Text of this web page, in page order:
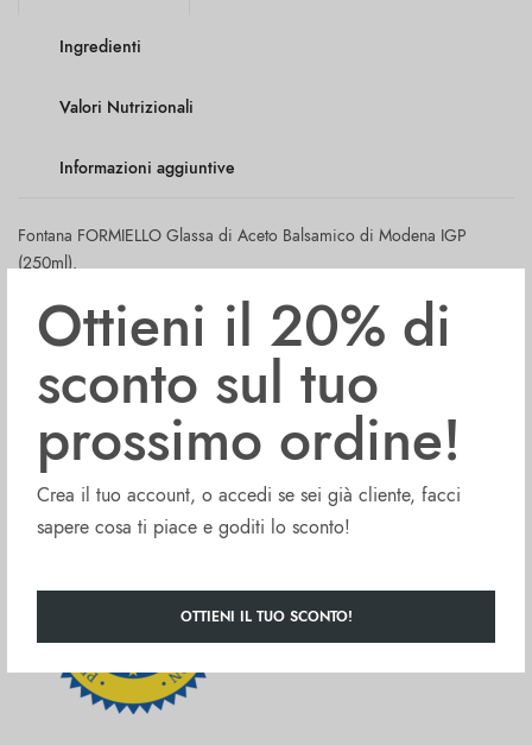
Ottieni il 20% di
sconto sul tuo
prossimo ordine!
Crea il tuo account, o accedi se sei già cliente, facci
sapere cosa ti piace e goditi lo sconto!
OTTIENI IL TUO SCONTO!
Ingredienti
Valori Nutrizionali
Informazioni aggiuntive
Fontana FORMIELLO Glassa di Aceto Balsamico di Modena IGP
(250ml).
Glassa di aceto balsamico di Modena.
Glassa densa ed aromatica con un sapore dolce e piccante
Ideale su pesce, carne e verdure, e per guarnire gelato o frutta.
La glassa di aceto balsamico Fontana Formiello è prodotta con il 39%
di aceto balsamico di Modena IGP.
Confezionata in bottiglie di plastica riciclabile senza BPA.